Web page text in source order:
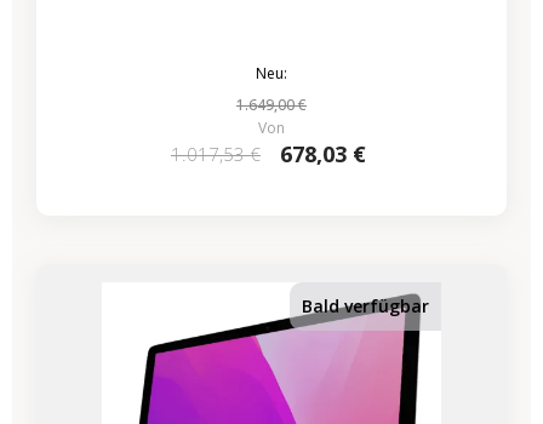
Neu:
1.649,00 €
Von
1.017,53 € 678,03 €
Bald verfügbar